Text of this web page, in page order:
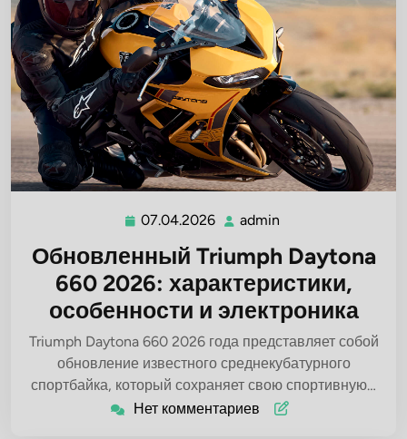
07.04.2026 07.04.2026
admin
Обновленный Triumph Daytona
660 2026: характеристики,
особенности и электроника
Triumph Daytona 660 2026 года представляет собой
обновление известного среднекубатурного
спортбайка, который сохраняет свою спортивную…
Нет комментариев